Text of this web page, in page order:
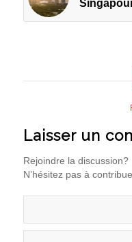
Laisser un
Rejoindre la discussion?
N’hésitez pas à